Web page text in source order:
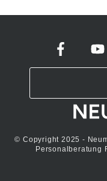
© Copyright 2025 -
Personalberatung